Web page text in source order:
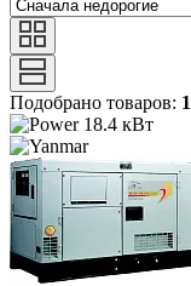
Подобрано товаров: 1
18.4 кВт